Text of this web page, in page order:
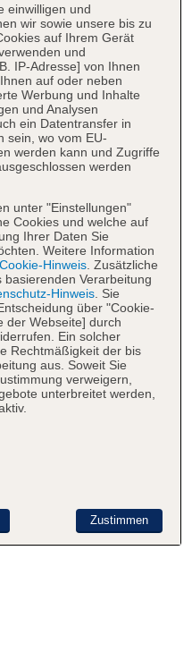
Apartments und 3
einem Aufzug
deutschsprachiges
Empfangsbereich
Auschecken. Eine
eine
medizinische
stehen den
Zur
gehört ein
erhalten die Gäste
bietet
Annehmlichkeiten.
sind vorhanden.
gehören zum
Anreise mit dem Auto
Garage oder auf
der
die notwendige
einwilligen und
wir sowie unsere bis zu
auf Ihrem Gerät
und
IP-Adresse] von Ihnen
auf oder neben
Werbung und Inhalte
und Analysen
ein Datentransfer in
sein, wo vom EU-
werden kann und Zugriffe
werden
unter "Einstellungen"
Cookies und welche auf
Ihrer Daten Sie
Weitere Information
Cookie-Hinweis. Zusätzliche
Verarbeitung
Hinweis. Sie
über "Cookie-
der Webseite] durch
Ein solcher
Rechtmäßigkeit der bis
aus. Soweit Sie
verweigern,
unterbreitet werden,
Zustimmen